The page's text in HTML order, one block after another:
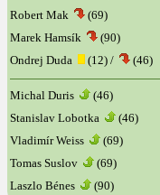
Robert Mak
(69)
Marek Hamsík
(90)
Ondrej Duda
(12) / (46)
Michal Duris (46)
Stanislav Lobotka
(46)
Vladimír Weiss
(69)
Tomas Suslov
(69)
Laszlo Bénes
(90)